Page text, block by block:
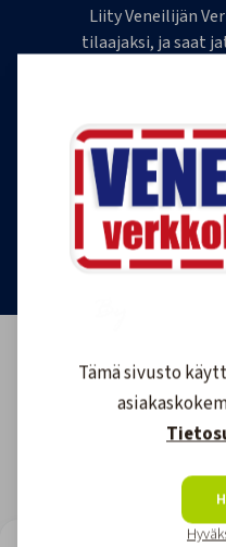
Liity Veneilijän
tilaajaksi, ja saat
tilauksen
Tämä sivusto